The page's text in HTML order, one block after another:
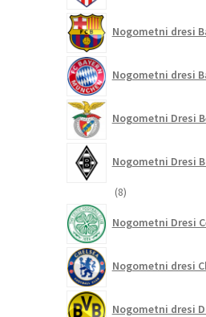
Nogometni dresi
Nogometni dresi
Nogometni Dresi
Nogometni Dresi
88
Nogometni Dresi
Nogometni dresi
Nogometni dresi